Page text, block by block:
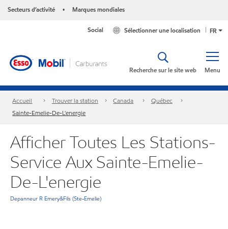
Secteurs d’activité • Marques mondiales
FR
Sélectionner une localisation
Social
Menu
Recherche sur le site web
Accueil Trouver la station Canada
Québec
Sainte-Emelie-De-L'energie
Afficher Toutes Les Stations-
Service Aux Sainte-Emelie-
De-L'energie
Depanneur R Emery&Fils (Ste-Emelie)